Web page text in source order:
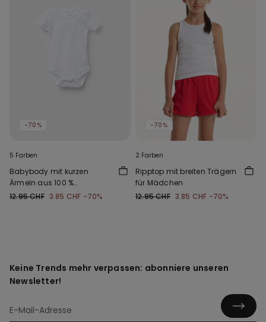
-70%
5 Farben
Babybody mit kurzen
Ärmeln aus 100 %
einfarbiger Baumwolle
12.95 CHF 3.85 CHF -70%
-70%
2 Farben
Ripptop mit breiten Trägern
für Mädchen
12.95 CHF 3.85 CHF -70%
Keine Trends mehr verpassen: abonniere unseren
Newsletter!